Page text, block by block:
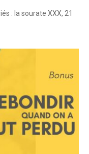
: la sourate XXX, 21